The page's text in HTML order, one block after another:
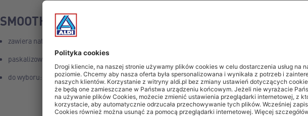
SMOOTHIE 750ML
zawiera naturalne cukry z owoców
paskalizowany, czyli bezpiecznie konserwowany wysokim ciśnieniem
do wyboru: ananas - kokos, mango - marakuja, truskawka – banan